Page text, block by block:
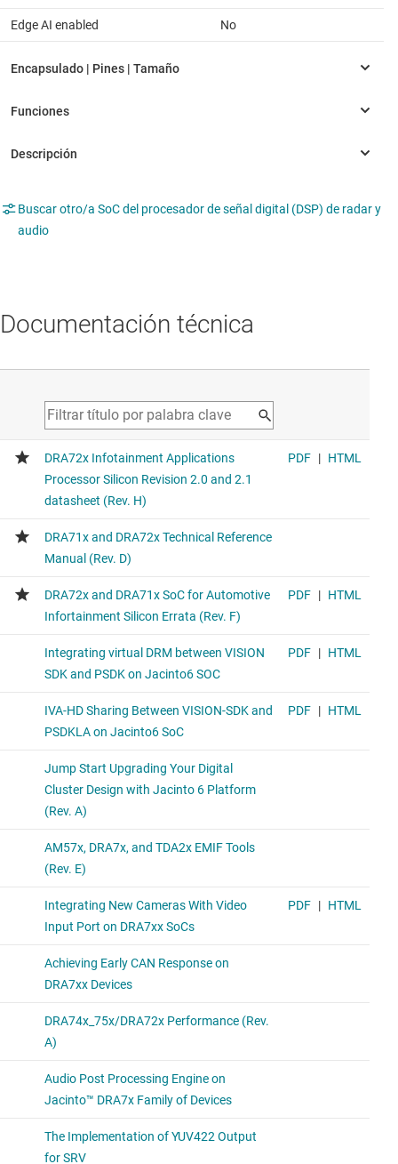
Edge AI enabled No
Buscar otro/a SoC del procesador de señal digital (DSP) de radar y
audio
Documentación técnica